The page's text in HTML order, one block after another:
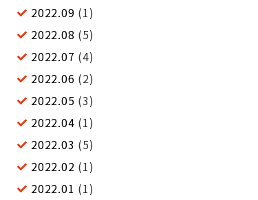
2022.09 (1)
2022.08 (5)
2022.07 (4)
2022.06 (2)
2022.05 (3)
2022.04 (1)
2022.03 (5)
2022.02 (1)
2022.01 (1)